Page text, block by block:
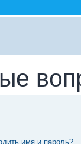
имя и пароль?